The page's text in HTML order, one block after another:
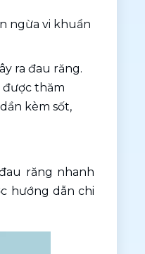
ngừa vi khuẩn
ra đau răng.
được thăm
kèm sốt,
răng nhanh
hướng dẫn chi